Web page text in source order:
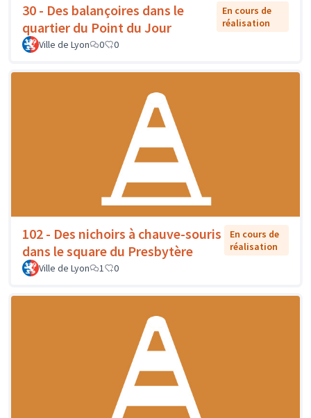
30 - Des balançoires dans le
quartier du Point du Jour
En cours de
réalisation
Ville de Lyon
0 0
102 - Des nichoirs à chauve-souris
dans le square du Presbytère
En cours de
réalisation
Ville de Lyon
1 0